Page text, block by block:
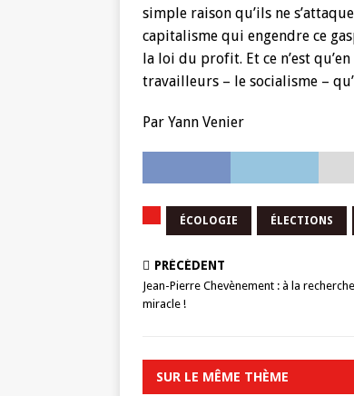
simple raison qu’ils ne
capitalisme qui engendre ce
la loi du profit. Et ce n’est
travailleurs – le socialisme –
Par Yann Venier
ÉCOLOGIE ÉLECTIONS
PRÉCÉDENT
Jean-Pierre Chevènement : à la
miracle !
SUR LE MÊME THÈME